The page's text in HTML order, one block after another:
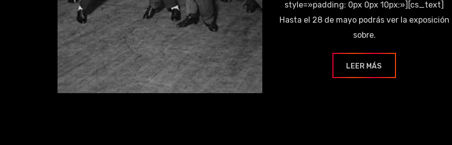
style=»padding: 0px 0px 10px;»][cs_text]
Hasta el 28 de mayo podrás ver la exposición
sobre.
LEER MÁS